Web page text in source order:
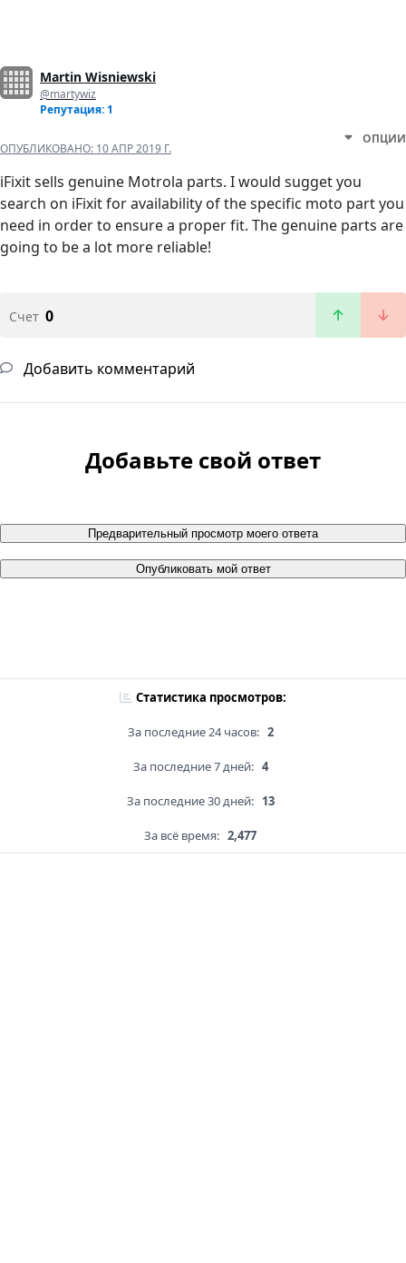
Martin Wisniewski
@martywiz
Репутация: 1
ОПУБЛИКОВАНО: 10 АПР 2019 Г.
ОПЦИИ
iFixit sells genuine Motrola parts. I would sugget you
search on iFixit for availability of the specific moto part you
need in order to ensure a proper fit. The genuine parts are
going to be a lot more reliable!
Счет 0
Добавить комментарий
Добавьте свой ответ
Предварительный просмотр моего ответа
Опубликовать мой ответ
Статистика просмотров:
За последние 24 часов: 2
За последние 7 дней: 4
За последние 30 дней: 13
За всё время: 2,477